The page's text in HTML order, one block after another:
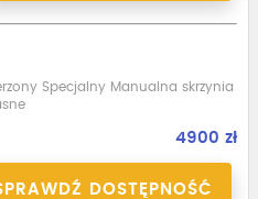
Specjalny Manualna skrzynia
4900 zł
DOSTĘPNOŚĆ